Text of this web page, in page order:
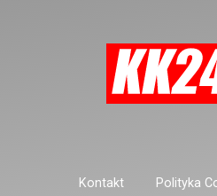
Kontakt Polityka